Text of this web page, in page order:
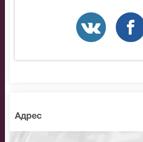
разные категории зрительного
найти нужные билеты на Струнный
SPIEGEL», позвоните нам в call-
доступной цене.
Адрес